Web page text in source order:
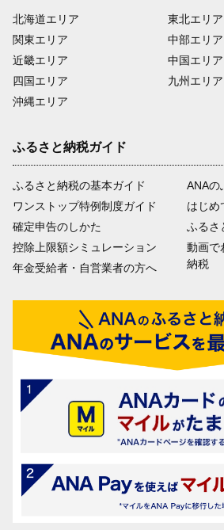
北海道エリア
関東エリア
近畿エリア
四国エリア
沖縄エリア
東北エリア
中部エリア
中国エリア
九州エリア
ふるさと納税ガイド
ふるさと納税の基本ガイド
ワンストップ特例制度ガイド
確定申告のしかた
控除上限額シミュレーション
年金受給者・自営業者の方へ
ANAの
はじめ
ふるさ
動画で
納税